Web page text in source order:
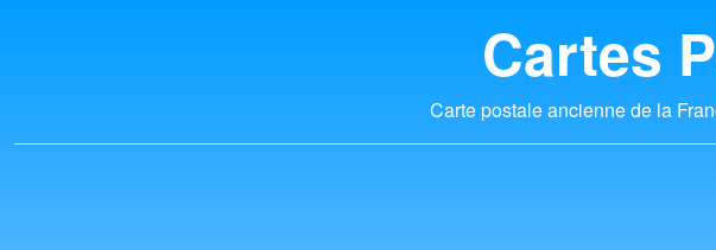
Cartes
Carte postale ancienne de la